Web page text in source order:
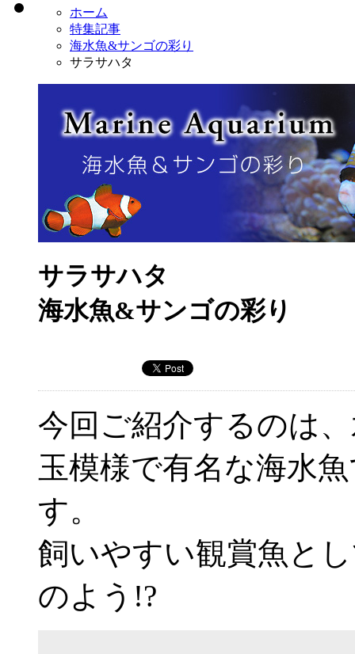
ホーム
特集記事
海水魚&サンゴの彩り
サラサハタ
サラサハタ
海水魚&サンゴの彩り
今回ご紹介するのは
玉模様で有名な海水
す。
飼いやすい観賞魚と
のよう!?